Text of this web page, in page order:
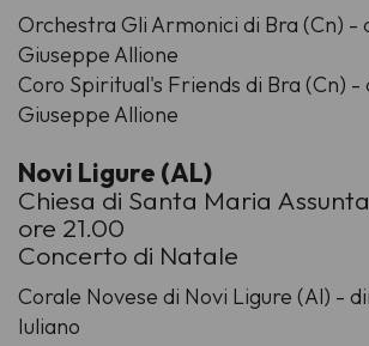
Orchestra Gli Armonici di Bra (Cn) -
Giuseppe Allione
Coro Spiritual's Friends di Bra (Cn) -
Giuseppe Allione
Novi Ligure (AL)
Chiesa di Santa Maria
ore 21.00
Concerto di Natale
Corale Novese di Novi Ligure (Al) -
Iuliano